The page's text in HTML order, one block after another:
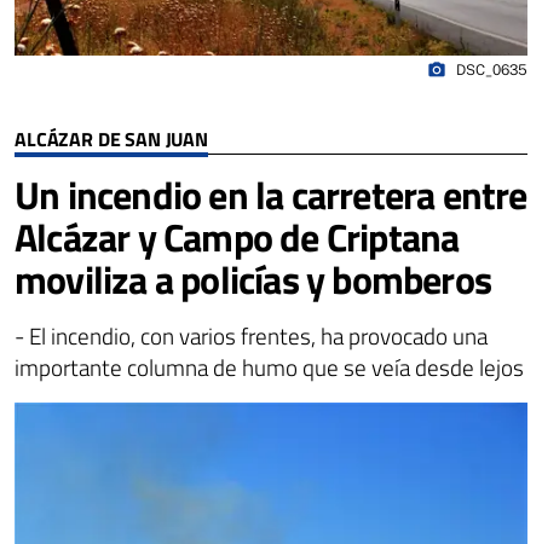
ALCÁZAR DE SAN JUAN
Un incendio en la carretera entre
Alcázar y Campo de Criptana
moviliza a policías y bomberos
- El incendio, con varios frentes, ha provocado una
importante columna de humo que se veía desde lejos
photo_camera DSC_0635